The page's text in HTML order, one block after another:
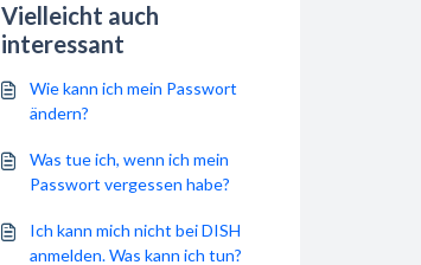
Vielleicht auch
interessant
Wie kann ich mein Passwort
ändern?
Was tue ich, wenn ich mein
Passwort vergessen habe?
Ich kann mich nicht bei DISH
anmelden. Was kann ich tun?